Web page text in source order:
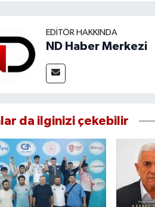
EDITÖR HAKKINDA
ND Haber Merkezi
da ilginizi çekebilir